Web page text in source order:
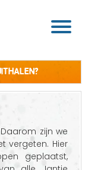
zijn we
vergeten. Hier
geplaatst,